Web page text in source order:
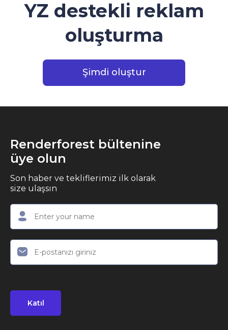
YZ destekli reklam
oluşturma
Şimdi oluştur
Renderforest bültenine
üye olun
Son haber ve tekliflerimiz ilk olarak
size ulaşsın
Katıl